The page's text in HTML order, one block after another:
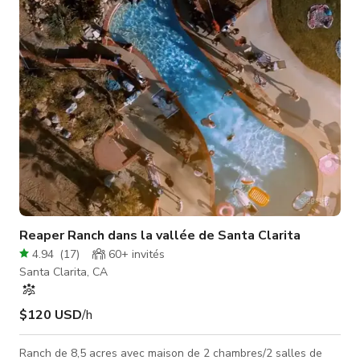
Reaper Ranch dans la vallée de Santa Clarita
4.94 (17) 60+ invités
Santa Clarita, CA
$120 USD/h
Ranch de 8,5 acres avec maison de 2 chambres/2 salles de